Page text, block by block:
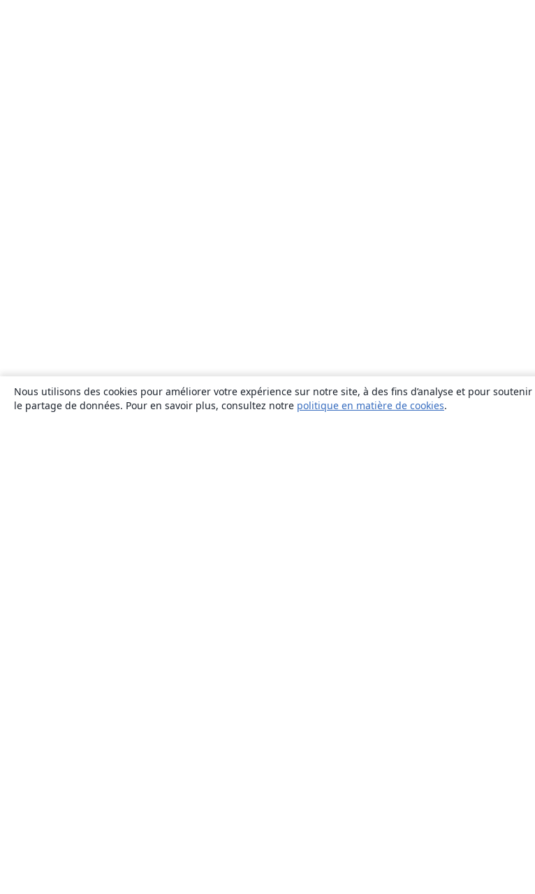
Nous utilisons des cookies pour améliorer votre expérience sur notre site, à des fins d’analyse et pour
le partage de données. Pour en savoir plus, consultez notre politique en matière de cookies.